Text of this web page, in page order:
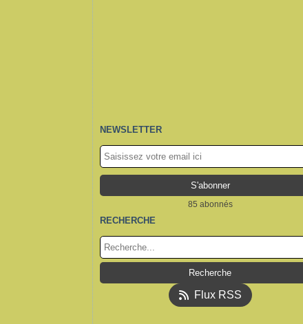
NEWSLETTER
85 abonnés
RECHERCHE
Flux RSS